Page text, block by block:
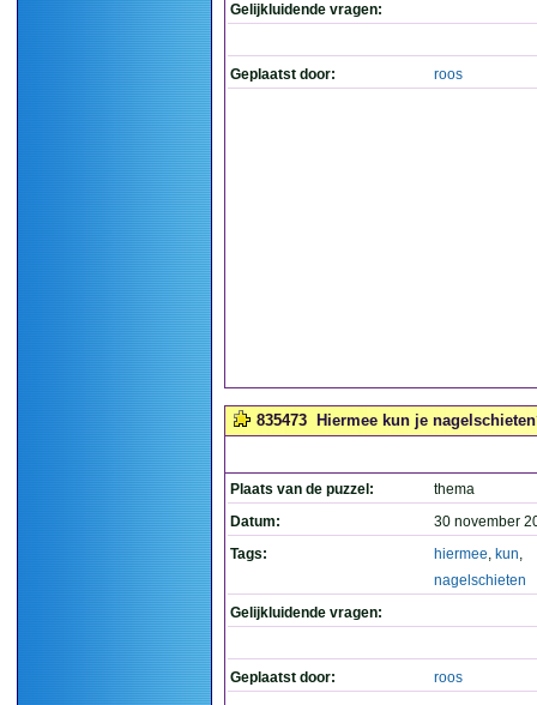
Gelijkluidende vragen:
Geplaatst door: roos
835473 Hiermee kun je
Plaats van de puzzel:
thema
Datum:
30 november
Tags:
hiermee, kun,
nagelschieten
Gelijkluidende vragen:
Geplaatst door: roos